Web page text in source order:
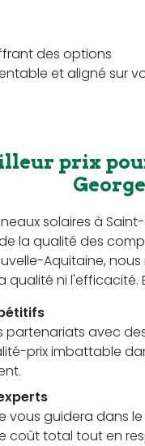
des options
et aligné sur
prix
solaires à
la qualité des
Aquitaine,
ni l'efficacité.
partenariats avec
prix imbattable
vous guidera dans
coût total tout en